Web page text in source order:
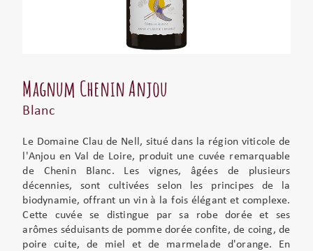
Magnum Chenin Anjou
Blanc
Le Domaine Clau de Nell, situé dans la région viticole de
l'Anjou en Val de Loire, produit une cuvée remarquable
de Chenin Blanc. Les vignes, âgées de plusieurs
décennies, sont cultivées selon les principes de la
biodynamie, offrant un vin à la fois élégant et complexe.
Cette cuvée se distingue par sa robe dorée et ses
arômes séduisants de pomme dorée confite, de coing, de
poire cuite, de miel et de marmelade d'orange. En